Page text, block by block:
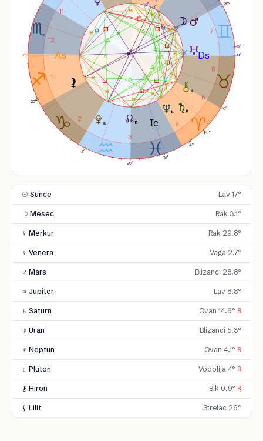
1
2
3
4
5
6
7
11
12
28°
14°
5°
4°
3°
29°
0°
0° 0°
19°
25°
☉ Sunce Lav 17°
☽ Mesec Rak 3.1°
☿ Merkur Rak 29.8°
♀ Venera Vaga 2.7°
♂ Mars Blizanci 28.8°
♃ Jupiter Lav 8.8°
♄ Saturn Ovan 14.6° ℞
♅ Uran Blizanci 5.3°
♆ Neptun Ovan 4.1° ℞
♇ Pluton Vodolija 4° ℞
⚷ Hiron Bik 0.9° ℞
⚸ Lilit Strelac 26°